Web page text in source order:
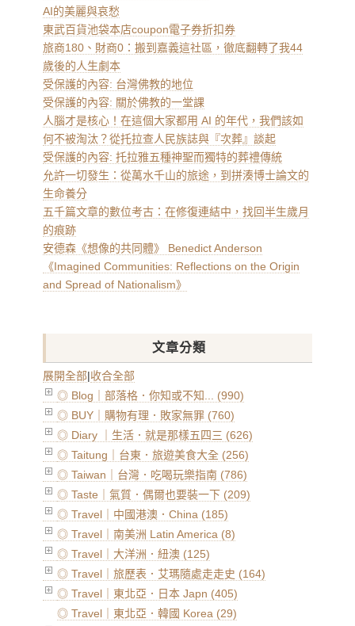
AI的美麗與哀愁
東武百貨池袋本店coupon電子券折扣券
旅商180、財商0：搬到嘉義這社區，徹底翻轉了我44
歲後的人生劇本
受保護的內容: 台灣佛教的地位
受保護的內容: 關於佛教的一堂課
人腦才是核心！在這個大家都用 AI 的年代，我們該如
何不被淘汰？從托拉查人民族誌與『次葬』談起
受保護的內容: 托拉雅五種神聖而獨特的葬禮傳統
允許一切發生：從萬水千山的旅途，到拼湊博士論文的
生命養分
五千篇文章的數位考古：在修復連結中，找回半生歲月
的痕跡
安德森《想像的共同體》 Benedict Anderson
《Imagined Communities: Reflections on the Origin
and Spread of Nationalism》
文章分類
展開全部|收合全部
◎ Blog｜部落格．你知或不知... (990)
◎ BUY｜購物有理．敗家無罪 (760)
◎ Diary ｜生活．就是那樣五四三 (626)
◎ Taitung｜台東．旅遊美食大全 (256)
◎ Taiwan｜台灣．吃喝玩樂指南 (786)
◎ Taste｜氣質．偶爾也要裝一下 (209)
◎ Travel｜中國港澳．China (185)
◎ Travel｜南美洲 Latin America (8)
◎ Travel｜大洋洲．紐澳 (125)
◎ Travel｜旅歷表．艾瑪隨處走走史 (164)
◎ Travel｜東北亞．日本 Japn (405)
◎ Travel｜東北亞．韓國 Korea (29)